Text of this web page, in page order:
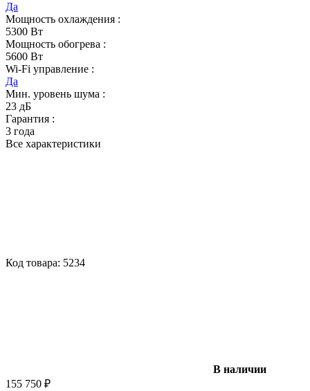
Да
Мощность охлаждения :
5300 Вт
Мощность обогрева :
5600 Вт
Wi-Fi управление :
Да
Мин. уровень шума :
23 дБ
Гарантия :
3 года
Все характеристики
Код товара: 5234
В наличии
155 750 ₽